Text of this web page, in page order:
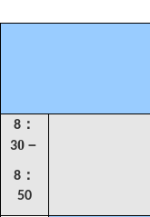
8 ：
30 －
8 ：
50